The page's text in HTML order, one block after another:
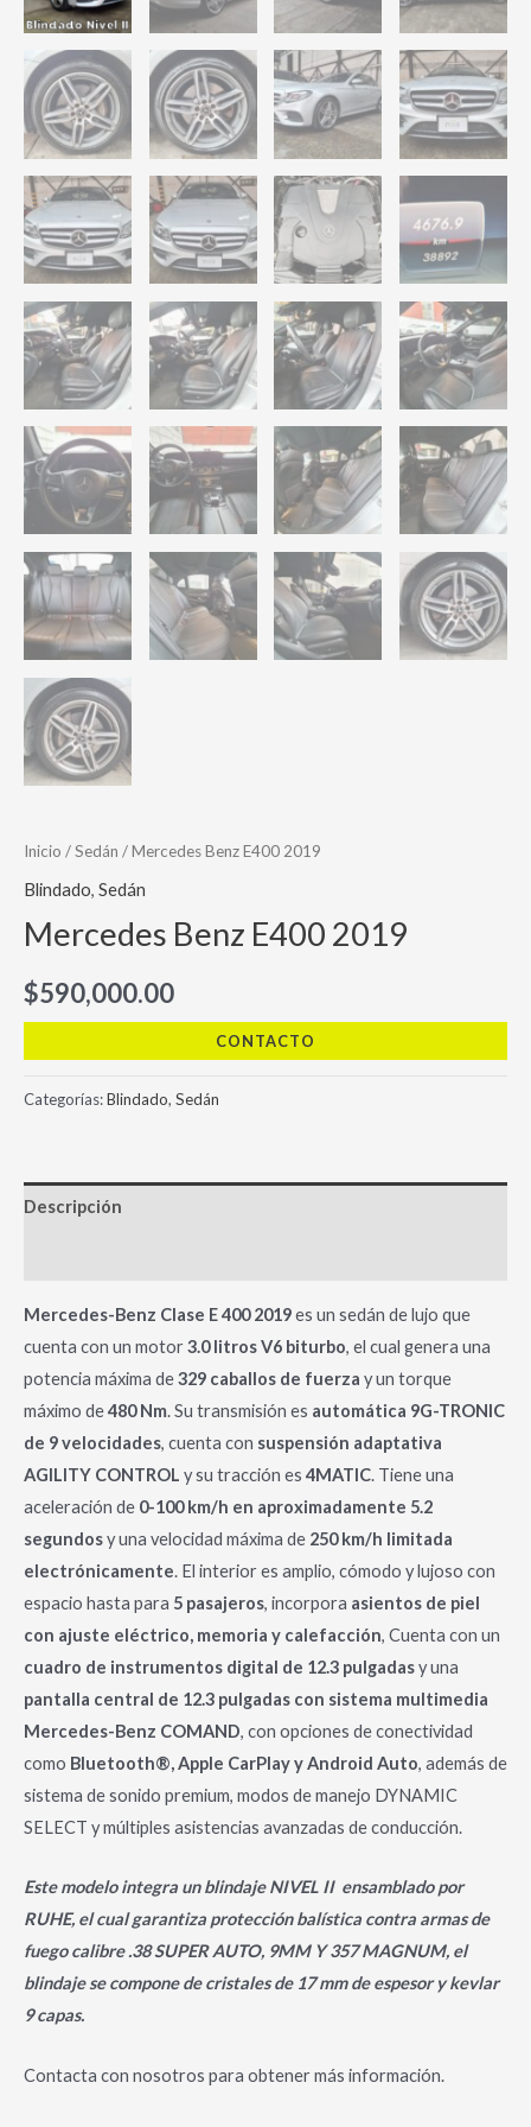
Inicio /Sedán / Mercedes Benz E400 2019
Blindado, Sedán
Mercedes Benz E400 2019
$590,000.00
CONTACTO
Categorías:Blindado, Sedán
Descripción
Mercedes-Benz Clase E 400 2019es un sedán de lujo que
cuenta con un motor3.0 litros V6 biturbo, el cual genera una
potencia máxima de329 caballos de fuerza y un torque
máximo de480 Nm. Su transmisión es automática 9G-TRONIC
de 9 velocidades, cuenta con suspensión adaptativa
AGILITY CONTROL y su tracción es 4MATIC. Tiene una
aceleración de 0-100 km/h en aproximadamente 5.2
segundosy una velocidad máxima de 250 km/h limitada
electrónicamente. El interior es amplio, cómodo y lujoso con
espacio hasta para 5 pasajeros, incorpora asientos de piel
con ajuste eléctrico, memoria y calefacción, Cuenta con un
cuadro de instrumentos digital de 12.3 pulgadasy una
pantalla central de 12.3 pulgadas con sistema multimedia
Mercedes-Benz COMAND, con opciones de conectividad
como Bluetooth®, Apple CarPlay y Android Auto, además de
sistema de sonido premium, modos de manejo DYNAMIC
SELECT y múltiples asistencias avanzadas de conducción.
Este modelo integra un blindaje NIVEL II ensamblado por
RUHE, el cual garantiza protección balística contra armas de
fuego calibre .38 SUPER AUTO, 9MM Y 357 MAGNUM, el
blindaje se compone de cristales de 17 mm de espesor y kevlar
9 capas.
Contacta con nosotros para obtener más información.